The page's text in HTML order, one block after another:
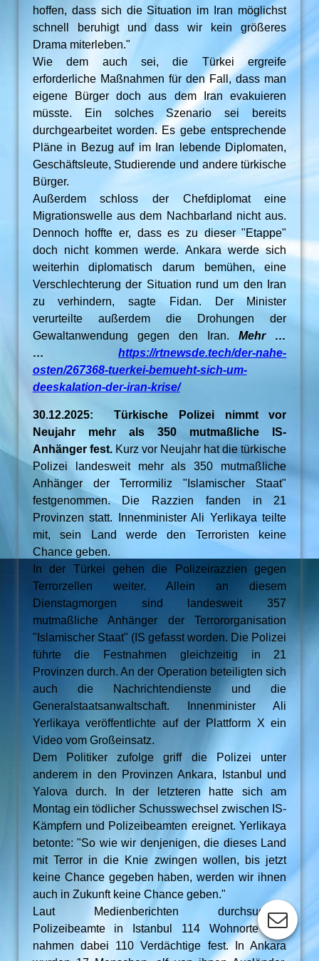
hoffen, dass sich die Situation im Iran möglichst
schnell beruhigt und dass wir kein größeres
Drama miterleben."
Wie dem auch sei, die Türkei ergreife
erforderliche Maßnahmen für den Fall, dass man
eigene Bürger doch aus dem Iran evakuieren
müsste. Ein solches Szenario sei bereits
durchgearbeitet worden. Es gebe entsprechende
Pläne in Bezug auf im Iran lebende Diplomaten,
Geschäftsleute, Studierende und andere türkische
Bürger.
Außerdem schloss der Chefdiplomat eine
Migrationswelle aus dem Nachbarland nicht aus.
Dennoch hoffte er, dass es zu dieser "Etappe"
doch nicht kommen werde. Ankara werde sich
weiterhin diplomatisch darum bemühen, eine
Verschlechterung der Situation rund um den Iran
zu verhindern, sagte Fidan. Der Minister
verurteilte außerdem die Drohungen der
Gewaltanwendung gegen den Iran.Mehr …
…https://rtnewsde.tech/der-nahe-
osten/267368-tuerkei-bemueht-sich-um-
deeskalation-der-iran-krise/
30.12.2025: Türkische Polizei nimmt vor
Neujahr mehr als 350 mutmaßliche IS-
Anhänger fest. Kurz vor Neujahr hat die türkische
Polizei landesweit mehr als 350 mutmaßliche
Anhänger der Terrormiliz "Islamischer Staat"
festgenommen. Die Razzien fanden in 21
Provinzen statt. Innenminister Ali Yerlikaya teilte
mit, sein Land werde den Terroristen keine
Chance geben.
In der Türkei gehen die Polizeirazzien gegen
Terrorzellen weiter. Allein an diesem
Dienstagmorgen sind landesweit 357
mutmaßliche Anhänger der Terrororganisation
"Islamischer Staat" (IS gefasst worden. Die Polizei
führte die Festnahmen gleichzeitig in 21
Provinzen durch. An der Operation beteiligten sich
auch die Nachrichtendienste und die
Generalstaatsanwaltschaft. Innenminister Ali
Yerlikaya veröffentlichte auf der Plattform X ein
Video vom Großeinsatz.
Dem Politiker zufolge griff die Polizei unter
anderem in den Provinzen Ankara, Istanbul und
Yalova durch. In der letzteren hatte sich am
Montag ein tödlicher Schusswechsel zwischen IS-
Kämpfern und Polizeibeamten ereignet. Yerlikaya
betonte: "So wie wir denjenigen, die dieses Land
mit Terror in die Knie zwingen wollen, bis jetzt
keine Chance gegeben haben, werden wir ihnen
auch in Zukunft keine Chance geben."
Laut Medienberichten durchsuchten
Polizeibeamte in Istanbul 114 Wohnorte und
nahmen dabei 110 Verdächtige fest. In Ankara